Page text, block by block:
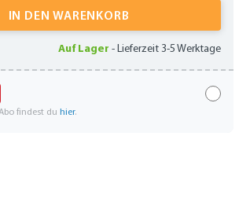
gewünschten Wert ein
IN DEN WARENKORB
Auf Lager -Lieferzeit 3-5 Werktage
findest duhier.